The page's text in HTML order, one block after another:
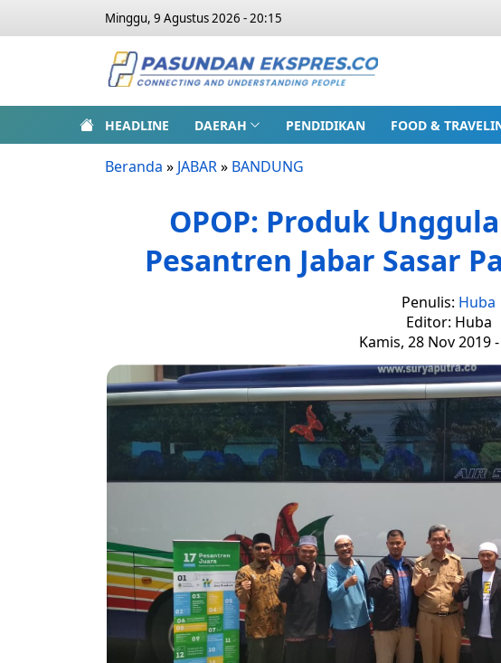
Minggu, 9 Agustus 2026 - 20:15
HEADLINE DAERAH PENDIDIKAN FOOD &
Beranda » JABAR» BANDUNG
OPOP: Produk
Pesantren Jabar Sasar
Penulis: Huba
Editor: Huba
Kamis, 28 Nov 2019